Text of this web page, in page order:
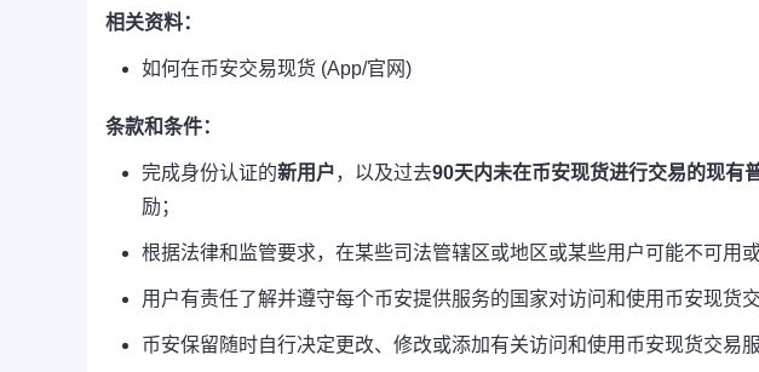
相关资料：
如何在币安交易现货 (App/官网)
条款和条件：
完成身份认证的新用户，以及过去90天内未在币安现货进行交易的现有
励；
根据法律和监管要求，在某些司法管辖区或地区或某些用户可能不可用
用户有责任了解并遵守每个币安提供服务的国家对访问和使用币安现货
币安保留随时自行决定更改、修改或添加有关访问和使用币安现货交易